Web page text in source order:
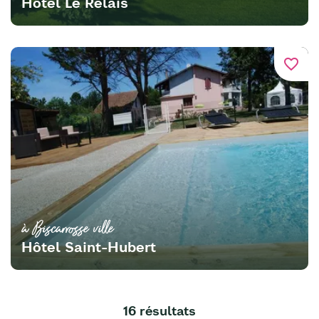
favorite_border
à Biscarrosse ville
Hôtel Saint-Hubert
16 résultats